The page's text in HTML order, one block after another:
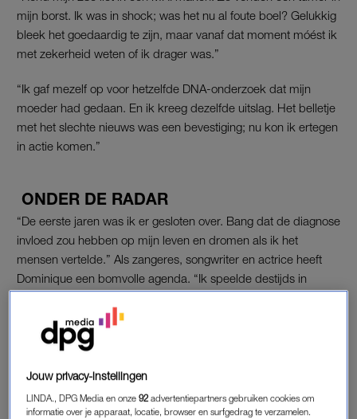
mijn borst. Ik was in shock; was het nu al foute boel? Gelukkig
bleek het goedaardig te zijn, maar vanaf dat moment móést ik
met zekerheid weten of ik drager was.”
“Ik gaf mezelf op voor hetzelfde DNA-onderzoek dat mijn
moeder had gedaan. En ik kreeg dezelfde uitslag. Het belletje
met het slechte nieuws was een bevestiging; nu kon ik ertegen
in actie komen.”
ONDER DE RADAR
“De eerste jaren was ik er gesloten over. Bang dat de diagnose
invloed zou hebben op mijn leven en dromen als ik het
mensen vertelde.” Als zangeres, songwriter en actrice heeft
Dominique een bomvolle agenda. “Ik speelde destijds in
Soldaat van Oranje. Het was geweldig, maar hard werken.
Dan wil je geen ‘mogelijk ziek’-label aan jezelf hangen.”
Ze deelt het alleen met haar
vriendinnen. In de zomer van 2024 ontmoet ze haar vriend
sloeg over tijdens opnames voor een tv-programma. Ik zei dat
Jouw privacy-instellingen
LINDA., DPG Media en onze92 advertentiepartners gebruiken cookies om
informatie over je apparaat, locatie, browser en surfgedrag te verzamelen.